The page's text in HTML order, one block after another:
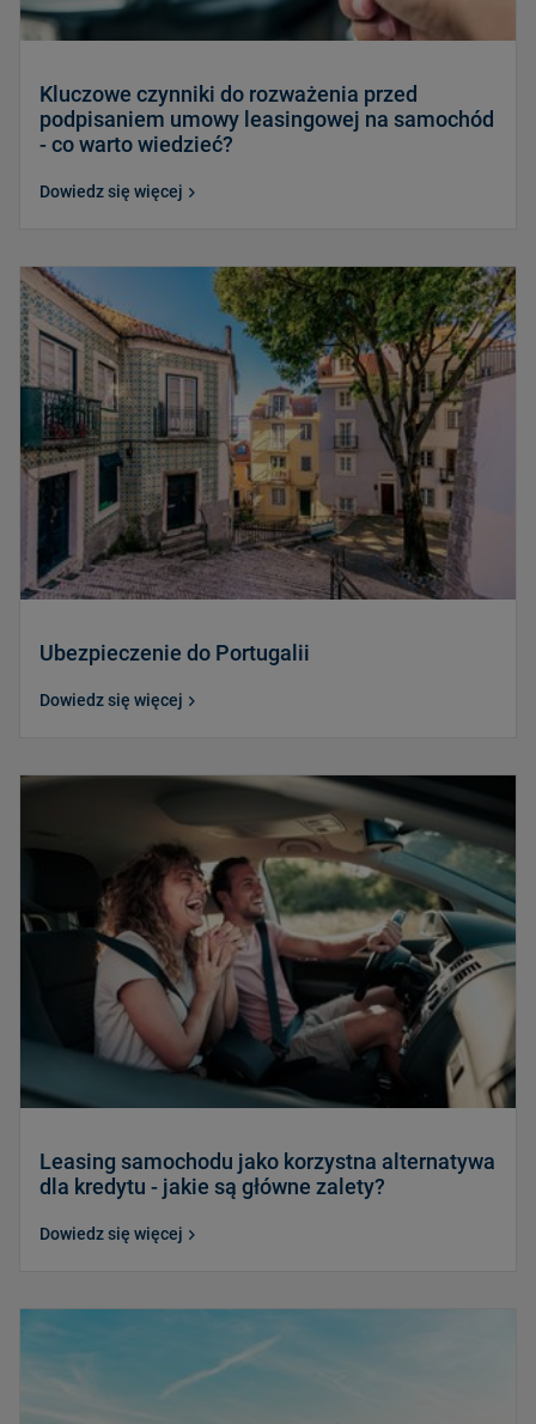
Kluczowe czynniki do rozważenia przed
podpisaniem umowy leasingowej na samochód
- co warto wiedzieć?
Dowiedz się więcej
Ubezpieczenie do Portugalii
Dowiedz się więcej
Leasing samochodu jako korzystna alternatywa
dla kredytu - jakie są główne zalety?
Dowiedz się więcej